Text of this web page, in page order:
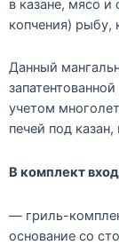
в казане, мясо и
копчения) рыбу,
Данный
учетом
печей под
В комплект
— гриль-
основание со